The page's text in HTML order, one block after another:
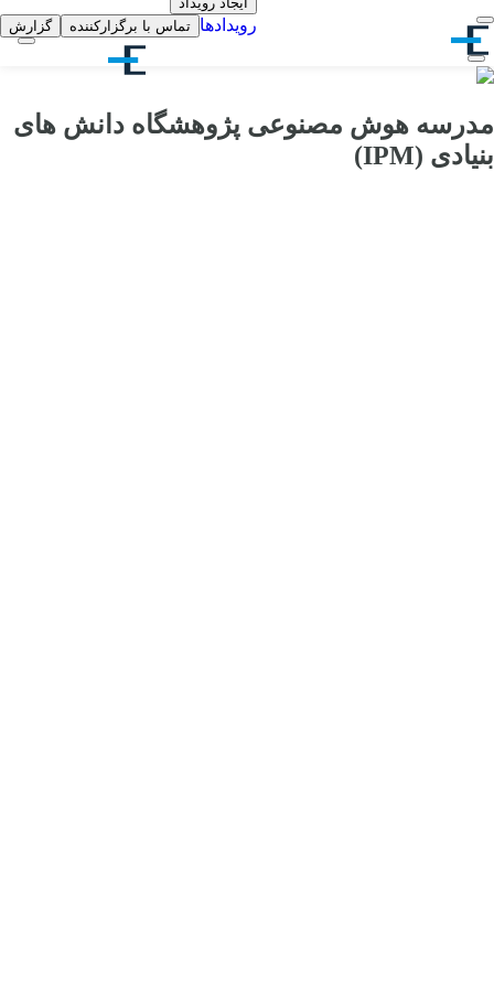
رویدادها تماس با برگزارکننده گزارش
مدرسه هوش مصنوعی پژوهشگاه دانش های
بنیادی (IPM)